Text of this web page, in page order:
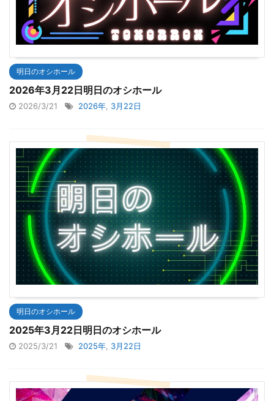
明日のオシホール
2026年3月22日明日のオシホール
2026/3/21 2026年 3月22日
明日のオシホール
2025年3月22日明日のオシホール
2025/3/21 2025年 3月22日